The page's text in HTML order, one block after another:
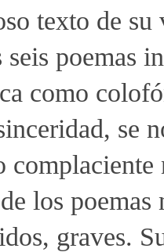
texto de
poemas
como
se
los
graves.